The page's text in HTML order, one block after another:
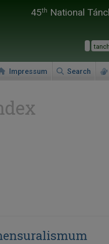
45th National
Impressum Search